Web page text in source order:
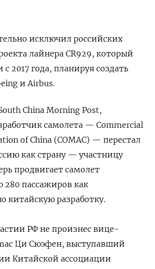
исключил российских
лайнера CR929, который
с 2017 года, планируя создать
и Airbus.
China Morning Post,
самолета — Commercial
of China (COMAC) — перестал
как страну — участницу
продвигает самолет
пассажиров как
китайскую разработку.
РФ не произнес вице-
Ци Сюэфен, выступавший
Китайской ассоциации